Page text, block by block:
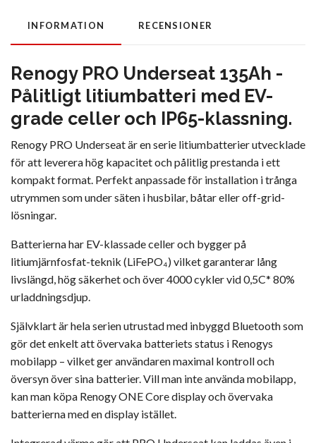
INFORMATION RECENSIONER
Renogy PRO Underseat 135Ah -
Pålitligt litiumbatteri med EV-
grade celler och IP65-klassning.
Renogy PRO Underseat är en serie litiumbatterier utvecklade
för att leverera hög kapacitet och pålitlig prestanda i ett
kompakt format. Perfekt anpassade för installation i trånga
utrymmen som under säten i husbilar, båtar eller off-grid-
lösningar.
Batterierna har EV-klassade celler och bygger på
litiumjärnfosfat-teknik (LiFePO₄) vilket garanterar lång
livslängd, hög säkerhet och över 4000 cykler vid 0,5C* 80%
urladdningsdjup.
Självklart är hela serien utrustad med inbyggd Bluetooth som
gör det enkelt att övervaka batteriets status i Renogys
mobilapp – vilket ger användaren maximal kontroll och
översyn över sina batterier. Vill man inte använda mobilapp,
kan man köpa Renogy ONE Core display och övervaka
batterierna med en display istället.